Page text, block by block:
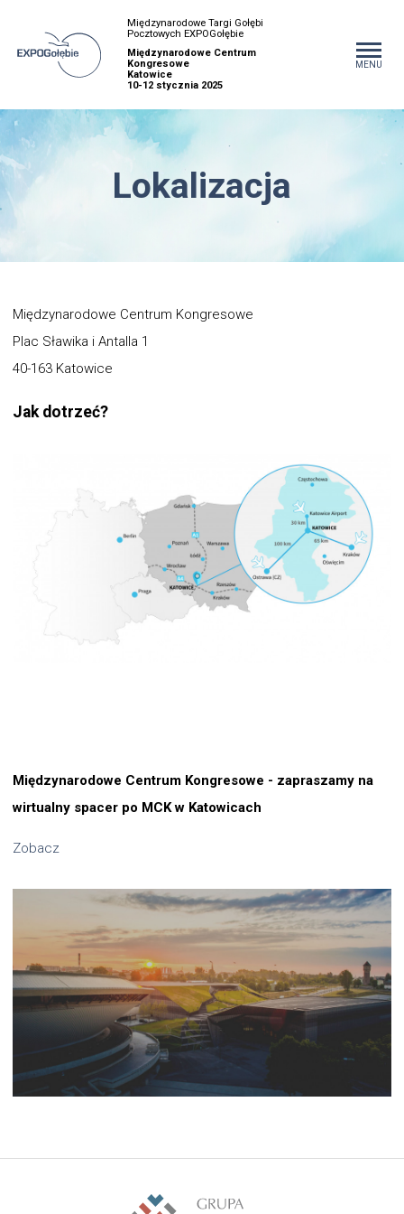
Międzynarodowe Targi Gołębi
Pocztowych EXPOGołębie
Międzynarodowe Centrum
Kongresowe
Katowice
10-12 stycznia 2025
MENU
Lokalizacja
Międzynarodowe Centrum Kongresowe
Plac Sławika i Antalla 1
40-163 Katowice
Jak dotrzeć?
Międzynarodowe Centrum Kongresowe - zapraszamy na
wirtualny spacer po MCK w Katowicach
Zobacz